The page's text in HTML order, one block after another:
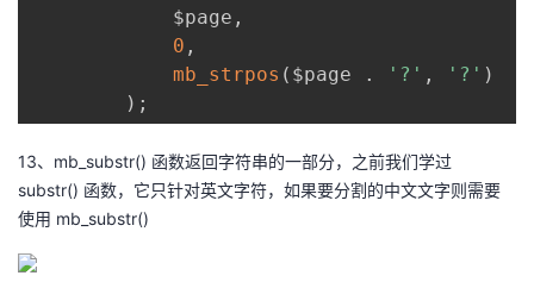
            $page
,
0 ,
mb_strpos ( $page . '?' , '?' )
) ;
13、mb_substr() 函数返回字符串的一部分，之前我们学过
substr() 函数，它只针对英文字符，如果要分割的中文文字则需要
使用 mb_substr()